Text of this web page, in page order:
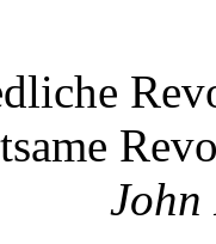
John